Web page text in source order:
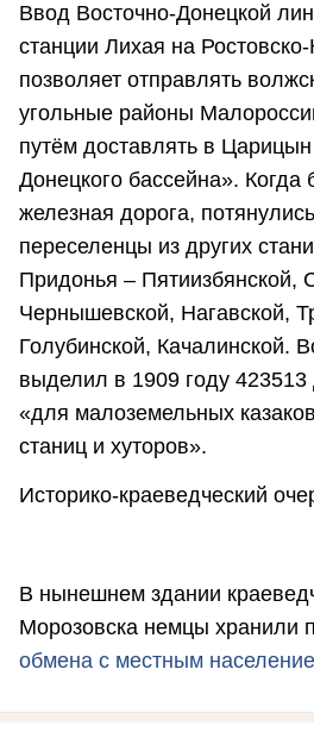
Ввод Восточно-Донецкой
станции Лихая на
позволяет отправлять
угольные районы
путём доставлять в
Донецкого бассейна».
железная дорога,
переселенцы из других
Придонья – Пятиизбянской,
Чернышевской, Нагавской,
Голубинской, Качалинской.
выделил в 1909 году 423513
«для малоземельных
станиц и хуторов».
Историко-краеведческий
В нынешнем здании
Морозовска немцы хранили
обмена с местным